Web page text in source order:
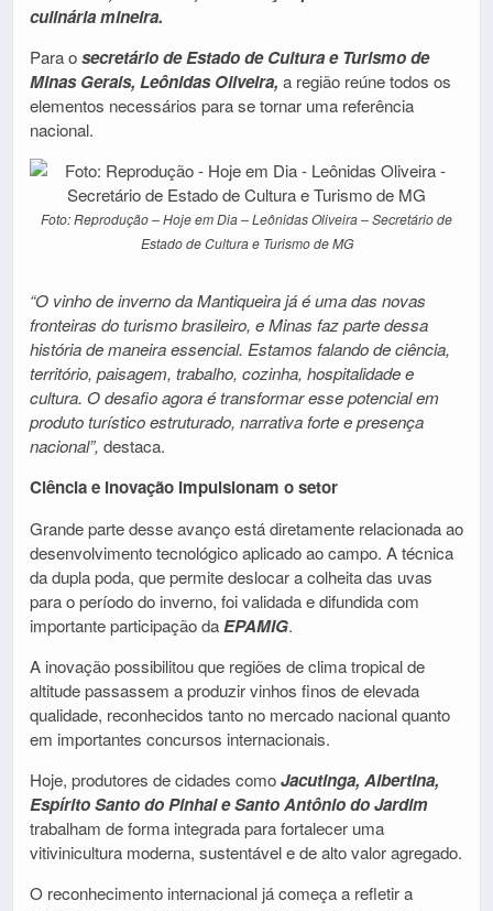
culinária mineira.
Para osecretário de Estado de Cultura e Turismo de
Minas Gerais, Leônidas Oliveira, a região reúne todos os
elementos necessários para se tornar uma referência
nacional.
Foto: Reprodução – Hoje em Dia – Leônidas Oliveira – Secretário de
Estado de Cultura e Turismo de MG
“O vinho de inverno da Mantiqueira já é uma das novas
fronteiras do turismo brasileiro, e Minas faz parte dessa
história de maneira essencial. Estamos falando de ciência,
território, paisagem, trabalho, cozinha, hospitalidade e
cultura. O desafio agora é transformar esse potencial em
produto turístico estruturado, narrativa forte e presença
nacional”, destaca.
Ciência e inovação impulsionam o setor
Grande parte desse avanço está diretamente relacionada ao
desenvolvimento tecnológico aplicado ao campo. A técnica
da dupla poda, que permite deslocar a colheita das uvas
para o período do inverno, foi validada e difundida com
importante participação daEPAMIG.
A inovação possibilitou que regiões de clima tropical de
altitude passassem a produzir vinhos finos de elevada
qualidade, reconhecidos tanto no mercado nacional quanto
em importantes concursos internacionais.
Hoje, produtores de cidades comoJacutinga, Albertina,
Espírito Santo do Pinhal e Santo Antônio do Jardim
trabalham de forma integrada para fortalecer uma
vitivinicultura moderna, sustentável e de alto valor agregado.
O reconhecimento internacional já começa a refletir a